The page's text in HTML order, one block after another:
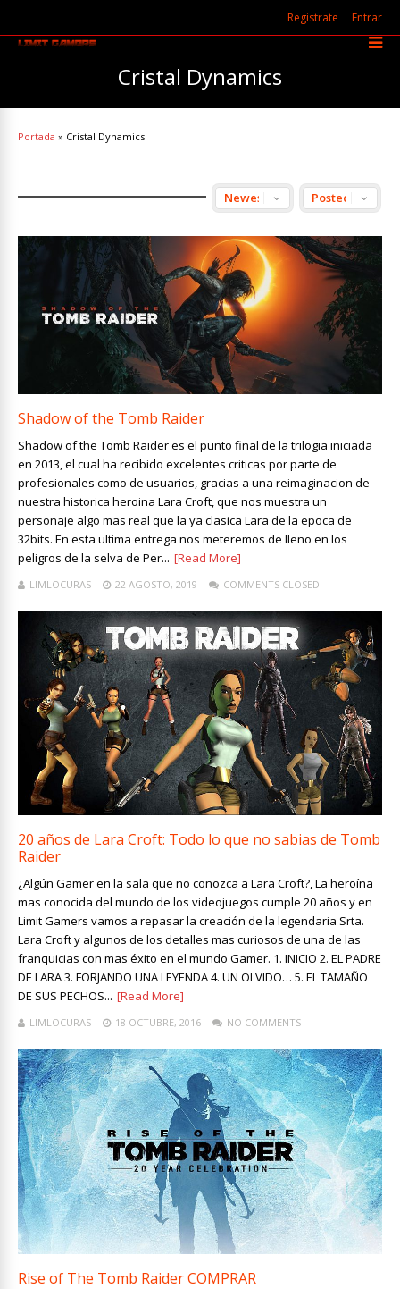
Registrate Entrar
Cristal Dynamics
Portada » Cristal Dynamics
Shadow of the Tomb Raider
Shadow of the Tomb Raider es el punto final de la trilogia iniciada
en 2013, el cual ha recibido excelentes criticas por parte de
profesionales como de usuarios, gracias a una reimaginacion de
nuestra historica heroina Lara Croft, que nos muestra un
personaje algo mas real que la ya clasica Lara de la epoca de
32bits. En esta ultima entrega nos meteremos de lleno en los
peligros de la selva de Per... [Read More]
LIMLOCURAS 22 AGOSTO, 2019 COMMENTS CLOSED
20 años de Lara Croft: Todo lo que no sabias de Tomb
Raider
¿Algún Gamer en la sala que no conozca a Lara Croft?, La heroína
mas conocida del mundo de los videojuegos cumple 20 años y en
Limit Gamers vamos a repasar la creación de la legendaria Srta.
Lara Croft y algunos de los detalles mas curiosos de una de las
franquicias con mas éxito en el mundo Gamer. 1. INICIO 2. EL PADRE
DE LARA 3. FORJANDO UNA LEYENDA 4. UN OLVIDO… 5. EL TAMAÑO
DE SUS PECHOS... [Read More]
LIMLOCURAS 18 OCTUBRE, 2016 NO COMMENTS
Rise of The Tomb Raider COMPRAR